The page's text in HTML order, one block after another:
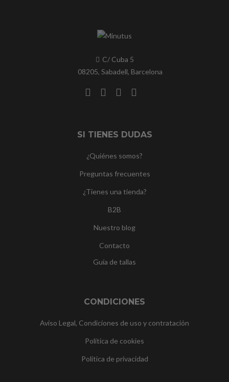
C/ Cuba 5
08205, Sabadell, Barcelona
SI TIENES DUDAS
¿Quiénes somos?
Preguntas frecuentes
¿Tienes una tienda?
B2B
Nuestro blog
Contacto
Guía de tallas
CONDICIONES
Aviso Legal, Condiciones de uso y contratación
Política de cookies
Política de privacidad